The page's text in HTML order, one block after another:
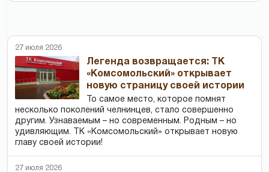
27 июля 2026
Легенда возвращается: ТК
«Комсомольский» открывает
новую страницу своей истории
То самое место, которое помнят
несколько поколений челнинцев, стало совершенно
другим. Узнаваемым – но современным. Родным – но
удивляющим. ТК «Комсомольский» открывает новую
главу своей истории!
27 июля 2026